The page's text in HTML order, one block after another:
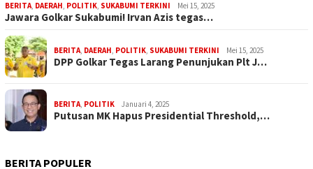
BERITA, DAERAH, POLITIK, SUKABUMI TERKINI Mei 15, 2025
Jawara Golkar Sukabumi! Irvan Azis tegas…
BERITA, DAERAH, POLITIK, SUKABUMI TERKINI Mei 15, 2025
DPP Golkar Tegas Larang Penunjukan Plt J…
BERITA, POLITIK Januari 4, 2025
Putusan MK Hapus Presidential Threshold,…
BERITA POPULER